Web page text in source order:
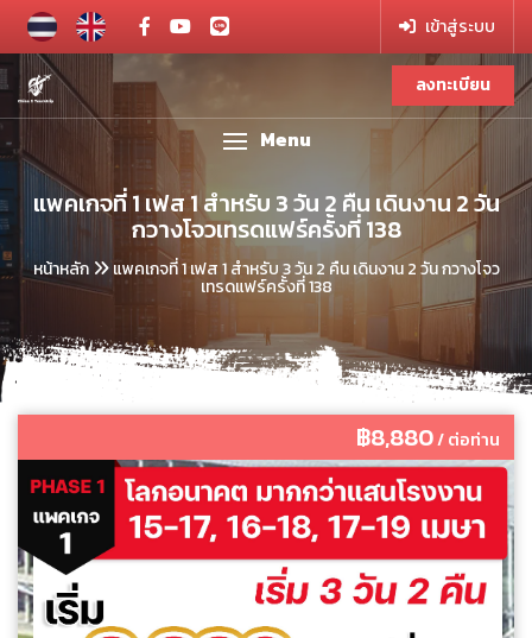
เข้าสู่ระบบ
ลงทะเบียน
Menu
แพคเกจที่ 1 เฟส 1 สำหรับ 3 วัน 2 คืน เดินงาน 2 วัน
กวางโจวเทรดแฟร์ครั้งที่ 138
หน้าหลัก แพคเกจที่ 1 เฟส 1 สำหรับ 3 วัน 2 คืน เดินงาน 2 วัน กวางโจว
เทรดแฟร์ครั้งที่ 138
฿8,880/ ต่อท่าน